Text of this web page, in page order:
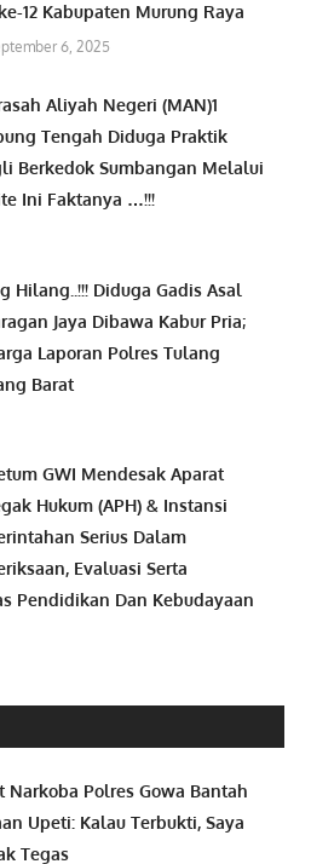
12 Kabupaten Murung Raya
6, 2025
Aliyah Negeri (MAN)1
Tengah Diduga Praktik
Berkedok Sumbangan Melalui
Ini Faktanya …!!!
Hilang..!!! Diduga Gadis Asal
Jaya Dibawa Kabur Pria;
Laporan Polres Tulang
Barat
GWI Mendesak Aparat
Hukum (APH) & Instansi
Serius Dalam
Evaluasi Serta
Pendidikan Dan Kebudayaan
Narkoba Polres Gowa Bantah
Upeti: Kalau Terbukti, Saya
Tegas